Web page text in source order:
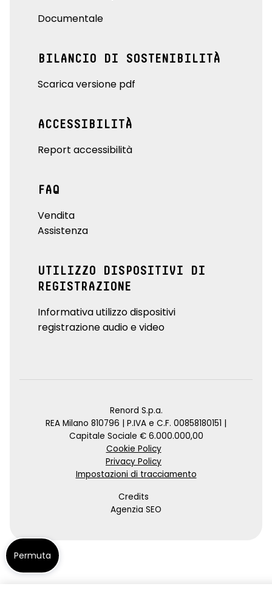
Documentale
BILANCIO DI SOSTENIBILITÀ
Scarica versione pdf
ACCESSIBILITÀ
Report accessibilità
FAQ
Vendita
Assistenza
UTILIZZO DISPOSITIVI DI
REGISTRAZIONE
Informativa utilizzo dispositivi
registrazione audio e video
Renord S.p.a.
REA Milano 810796 | P.IVA e C.F. 00858180151 |
Capitale Sociale € 6.000.000,00
Cookie Policy
Privacy Policy
Impostazioni di tracciamento
Credits
Agenzia SEO
Permuta